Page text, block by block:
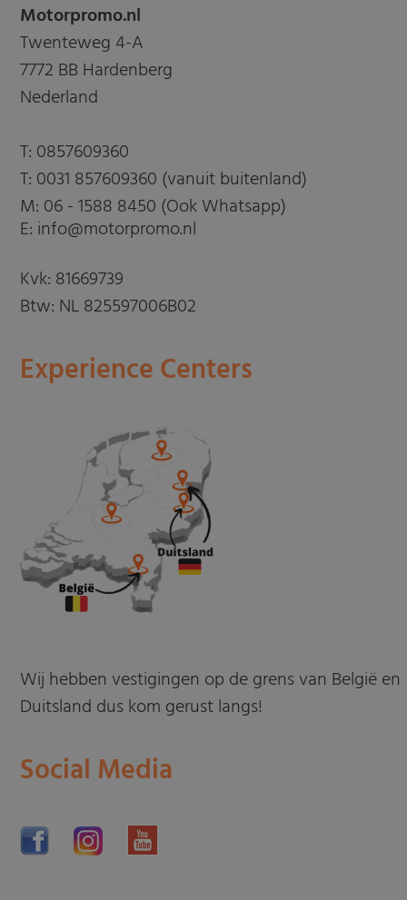
Motorpromo.nl
Twenteweg 4-A
7772 BB Hardenberg
Nederland
T: 0857609360
T: 0031 857609360 (vanuit buitenland)
M: 06 - 1588 8450 (Ook Whatsapp)
E: info@motorpromo.nl
Kvk: 81669739
Btw: NL 825597006B02
Experience Centers
Wij hebben vestigingen op de grens van België en
Duitsland dus kom gerust langs!
Social Media